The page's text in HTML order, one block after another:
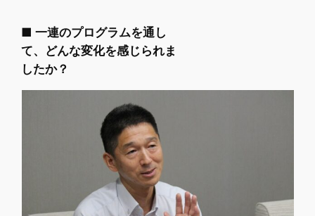
■ 一連のプログラムを通し
て、どんな変化を感じられま
したか？